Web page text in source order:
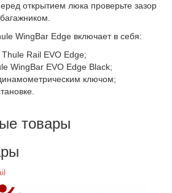
открытием люка проверьте зазор
WingBar Edge включает в себя:
Rail EVO Edge;
WingBar EVO Edge Black;
ключом;
товары